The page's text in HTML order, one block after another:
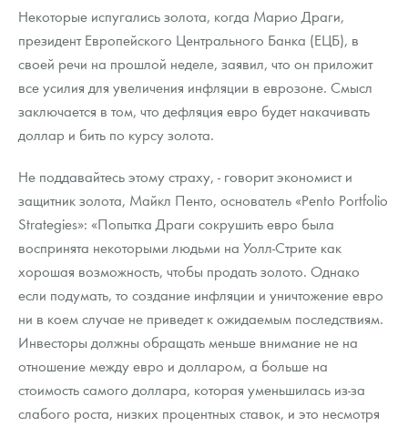
Некоторые испугались золота, когда Марио Драги,
президент Европейского Центрального Банка (ЕЦБ), в
своей речи на прошлой неделе, заявил, что он приложит
все усилия для увеличения инфляции в еврозоне. Смысл
заключается в том, что дефляция евро будет накачивать
доллар и бить по курсу золота.
Не поддавайтесь этому страху, - говорит экономист и
защитник золота, Майкл Пенто, основатель «Pento Portfolio
Strategies»: «Попытка Драги сокрушить евро была
воспринята некоторыми людьми на Уолл-Стрите как
хорошая возможность, чтобы продать золото. Однако
если подумать, то создание инфляции и уничтожение евро
ни в коем случае не приведет к ожидаемым последствиям.
Инвесторы должны обращать меньше внимание не на
отношение между евро и долларом, а больше на
стоимость самого доллара, которая уменьшилась из-за
слабого роста, низких процентных ставок, и это несмотря